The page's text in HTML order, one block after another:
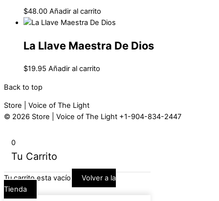
$48.00 Añadir al carrito
La Llave Maestra De Dios
$19.95 Añadir al carrito
Back to top
Store | Voice of The Light
© 2026 Store | Voice of The Light +1-904-834-2447
0
Tu Carrito
Tu carrito esta vacío
Volver a la
Tienda